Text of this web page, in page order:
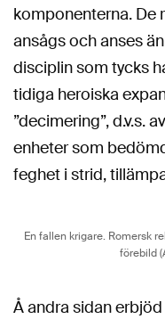
komponenterna. De
ansågs och anses
disciplin som tycks
tidiga heroiska
”decimering”, d.v.s.
enheter som
feghet i strid,
En fallen krigare. Romersk
förebild
Å andra sidan